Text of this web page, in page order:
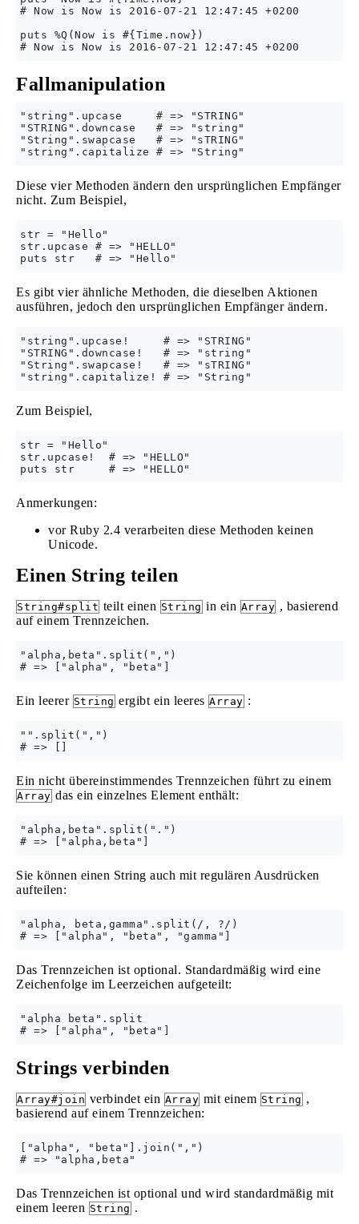
# Now is Now is 2016-07-21 12:47:45 +0200
puts %Q(Now is #{Time.now})
Fallmanipulation
"string".upcase     # => "STRING"
"STRING".downcase   # => "string"
"String".swapcase   # => "sTRING"
Diese vier Methoden ändern den ursprünglichen Empfänger
nicht. Zum Beispiel,
str = "Hello"
str.upcase # => "HELLO"
Es gibt vier ähnliche Methoden, die dieselben Aktionen
ausführen, jedoch den ursprünglichen Empfänger ändern.
"string".upcase!     # => "STRING"
"STRING".downcase!   # => "string"
"String".swapcase!   # => "sTRING"
Zum Beispiel,
str = "Hello"
str.upcase!  # => "HELLO"
Anmerkungen:
vor Ruby 2.4 verarbeiten diese Methoden keinen
Unicode.
Einen String teilen
String#split teilt einen String in ein Array , basierend
auf einem Trennzeichen.
"alpha,beta".split(",")
Ein leerer String ergibt ein leeres Array :
"".split(",")
Ein nicht übereinstimmendes Trennzeichen führt zu einem
Array das ein einzelnes Element enthält:
"alpha,beta".split(".")
Sie können einen String auch mit regulären Ausdrücken
aufteilen:
"alpha, beta,gamma".split(/, ?/)
Das Trennzeichen ist optional. Standardmäßig wird eine
Zeichenfolge im Leerzeichen aufgeteilt:
"alpha beta".split
Strings verbinden
Array#join verbindet ein Array mit einem String ,
basierend auf einem Trennzeichen:
["alpha", "beta"].join(",")
Das Trennzeichen ist optional und wird standardmäßig mit
einem leeren String .